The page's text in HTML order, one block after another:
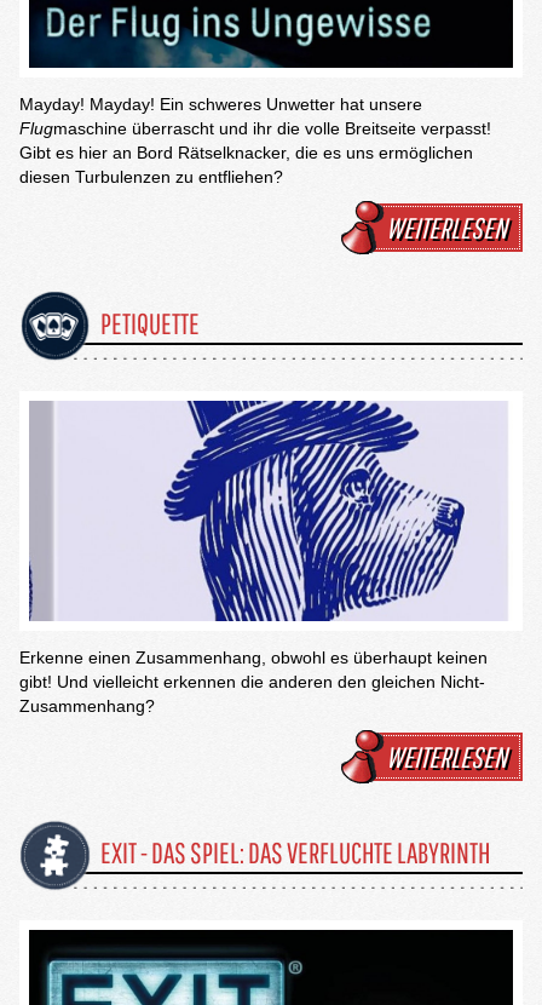
Mayday! Mayday! Ein schweres Unwetter hat unsere
Flugmaschine überrascht und ihr die volle Breitseite verpasst!
Gibt es hier an Bord Rätselknacker, die es uns ermöglichen
diesen Turbulenzen zu entfliehen?
WEITERLESEN
PETIQUETTE
Erkenne einen Zusammenhang, obwohl es überhaupt keinen
gibt! Und vielleicht erkennen die anderen den gleichen Nicht-
Zusammenhang?
WEITERLESEN
EXIT - DAS SPIEL: DAS VERFLUCHTE LABYRINTH